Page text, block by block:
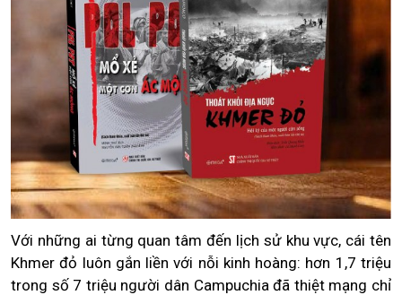
Với những ai từng quan tâm đến lịch sử khu vực, cái tên
Khmer đỏ luôn gắn liền với nỗi kinh hoàng: hơn 1,7 triệu
trong số 7 triệu người dân Campuchia đã thiệt mạng chỉ